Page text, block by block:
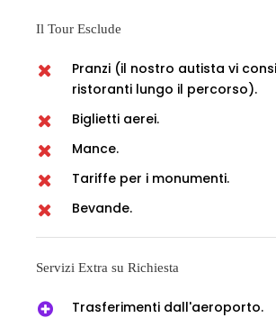
Il Tour Esclude
Pranzi (il nostro autista vi
ristoranti lungo il percorso).
Biglietti aerei.
Mance.
Tariffe per i monumenti.
Bevande.
Servizi Extra su Richiesta
Trasferimenti dall'aeroporto.